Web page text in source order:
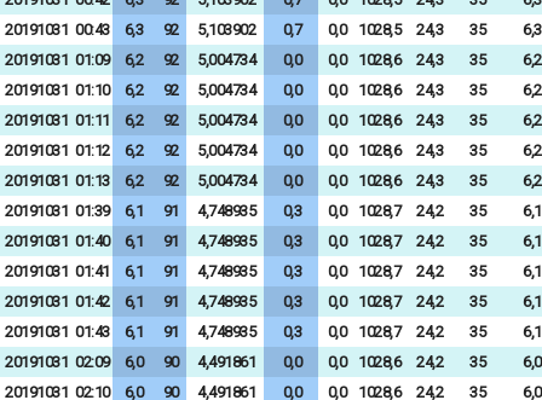
20191031 00:43 6,3 92 5,103902 0,7 0,0 1028,5 24,3 35
6,3
20191031 01:09 6,2 92 5,004734 0,0 0,0 1028,6 24,3 35
6,2
20191031 01:10 6,2 92 5,004734 0,0 0,0 1028,6 24,3 35
6,2
20191031 01:11 6,2 92 5,004734 0,0 0,0 1028,6 24,3 35
6,2
20191031 01:12 6,2 92 5,004734 0,0 0,0 1028,6 24,3 35
6,2
20191031 01:13 6,2 92 5,004734 0,0 0,0 1028,6 24,3 35
6,2
20191031 01:39 6,1 91 4,748935 0,3 0,0 1028,7 24,2 35
6,1
20191031 01:40 6,1 91 4,748935 0,3 0,0 1028,7 24,2 35
6,1
20191031 01:41 6,1 91 4,748935 0,3 0,0 1028,7 24,2 35
6,1
20191031 01:42 6,1 91 4,748935 0,3 0,0 1028,7 24,2 35
6,1
20191031 01:43 6,1 91 4,748935 0,3 0,0 1028,7 24,2 35
6,1
20191031 02:09 6,0 90 4,491861 0,0 0,0 1028,6 24,2 35
6,0
20191031 02:10 6,0 90 4,491861 0,0 0,0 1028,6 24,2 35
6,0